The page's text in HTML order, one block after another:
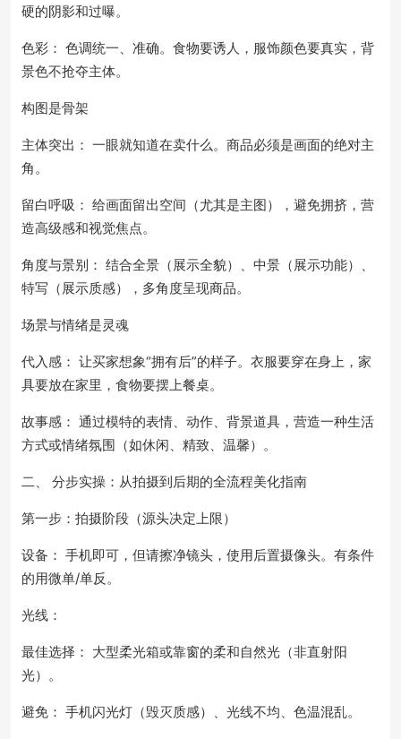
硬的阴影和过曝。
色彩： 色调统一、准确。食物要诱人，服饰颜色要真实，背
景色不抢夺主体。
构图是骨架
主体突出： 一眼就知道在卖什么。商品必须是画面的绝对主
角。
留白呼吸： 给画面留出空间（尤其是主图），避免拥挤，营
造高级感和视觉焦点。
角度与景别： 结合全景（展示全貌）、中景（展示功能）、
特写（展示质感），多角度呈现商品。
场景与情绪是灵魂
代入感： 让买家想象“拥有后”的样子。衣服要穿在身上，家
具要放在家里，食物要摆上餐桌。
故事感： 通过模特的表情、动作、背景道具，营造一种生活
方式或情绪氛围（如休闲、精致、温馨）。
二、 分步实操：从拍摄到后期的全流程美化指南
第一步：拍摄阶段（源头决定上限）
设备： 手机即可，但请擦净镜头，使用后置摄像头。有条件
的用微单/单反。
光线：
最佳选择： 大型柔光箱或靠窗的柔和自然光（非直射阳
光）。
避免： 手机闪光灯（毁灭质感）、光线不均、色温混乱。